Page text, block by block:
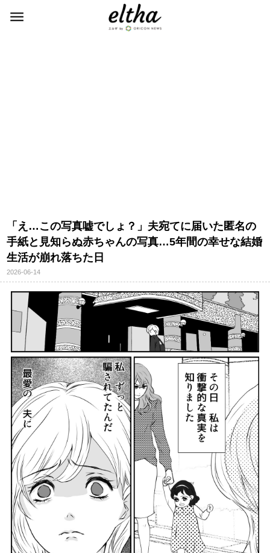
「え…この写真嘘でしょ？」夫宛てに届いた匿名の
手紙と見知らぬ赤ちゃんの写真…5年間の幸せな結婚
生活が崩れ落ちた日
2026-06-14